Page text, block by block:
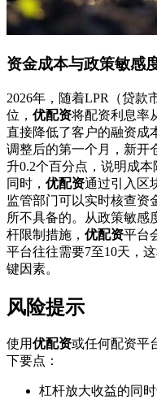
资金成本与政策敏感
2026年，随着LPR（贷款
位， 优配资将配资利息率
直接降低了客户的融资成
调整后的第一个月，新开
升0.2个百分点，说明成
同时， 优配资通过引入区
监管部门可以实时核查资
所不具备的。从政策敏感
杆限制措施， 优配资平台
平台往往需要7至10天，
键因素。
风险提示
使用优配资或任何配资平
下要点：
杠杆放大收益的同